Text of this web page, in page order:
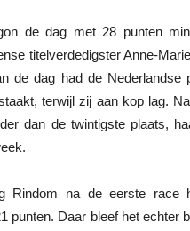
de dag met 28 punten
titelverdedigster Anne-
de dag had de Nederlandse
terwijl zij aan kop lag.
dan de twintigste plaats,
Rindom na de eerste race
punten. Daar bleef het echter